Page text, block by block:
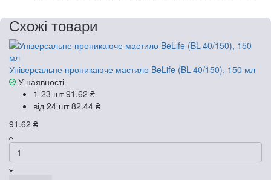
Схожі товари
Універсальне проникаюче мастило BeLife (BL-40/150), 150 мл
У наявності
1-23 шт91.62 ₴
від 24 шт82.44 ₴
91.62 ₴